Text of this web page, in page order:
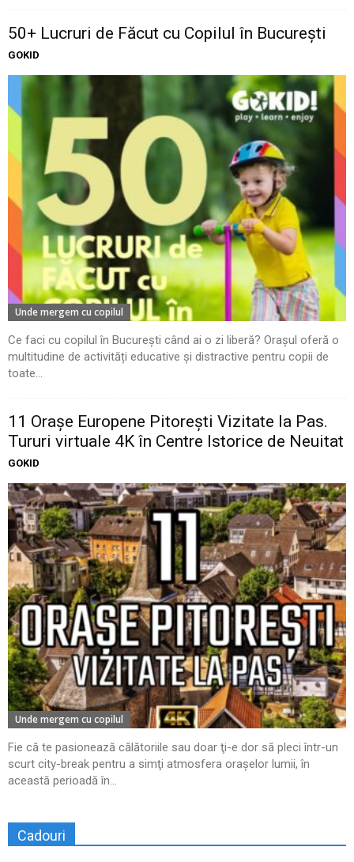
50+ Lucruri de Făcut cu Copilul în București
GOKID
Unde mergem cu copilul
Ce faci cu copilul în București când ai o zi liberă? Orașul oferă o
multitudine de activități educative și distractive pentru copii de
toate...
11 Oraşe Europene Pitoreşti Vizitate la Pas.
Tururi virtuale 4K în Centre Istorice de Neuitat
GOKID
Unde mergem cu copilul
Fie că te pasionează călătoriile sau doar ţi-e dor să pleci într-un
scurt city-break pentru a simţi atmosfera oraşelor lumii, în
această perioadă în...
Cadouri